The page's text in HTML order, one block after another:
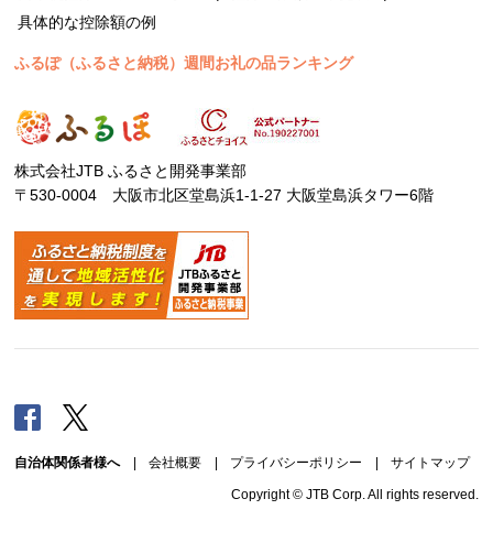
具体的な控除額の例
ふるぽ（ふるさと納税）週間お礼の品ランキング
株式会社JTB ふるさと開発事業部
〒530-0004 大阪市北区堂島浜1-1-27 大阪堂島浜タワー6階
Facebook
自治体関係者様へ| 会社概要 | プライバシーポリシー | サイトマップ
Copyright © JTB Corp. All rights reserved.